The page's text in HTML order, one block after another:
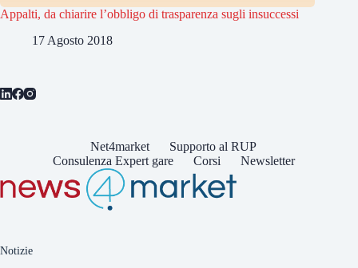
Appalti, da chiarire l’obbligo di trasparenza sugli insuccessi
17 Agosto 2018
Net4market
Supporto al RUP
Consulenza Expert gare
Corsi Newsletter
Notizie